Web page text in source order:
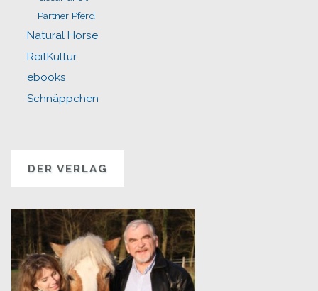
Partner Pferd
Natural Horse
ReitKultur
ebooks
Schnäppchen
DER VERLAG